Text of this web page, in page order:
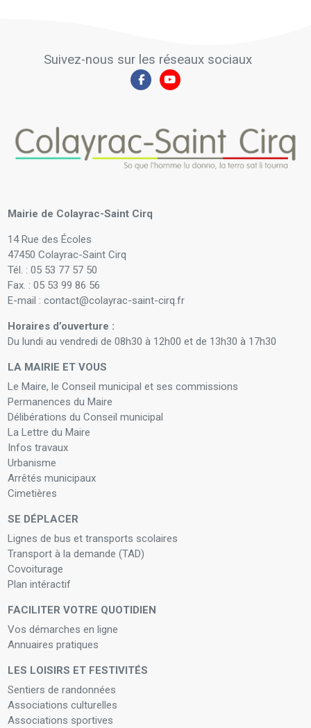
Suivez-nous sur les réseaux sociaux
Mairie de Colayrac-Saint Cirq
14 Rue des Écoles
47450 Colayrac-Saint Cirq
Tél. : 05 53 77 57 50
Fax. : 05 53 99 86 56
E-mail : contact@colayrac-saint-cirq.fr
Horaires d’ouverture :
Du lundi au vendredi de 08h30 à 12h00 et de 13h30 à 17h30
LA MAIRIE ET VOUS
Le Maire, le Conseil municipal et ses commissions
Permanences du Maire
Délibérations du Conseil municipal
La Lettre du Maire
Infos travaux
Urbanisme
Arrêtés municipaux
Cimetières
SE DÉPLACER
Lignes de bus et transports scolaires
Transport à la demande (TAD)
Covoiturage
Plan intéractif
FACILITER VOTRE QUOTIDIEN
Vos démarches en ligne
Annuaires pratiques
LES LOISIRS ET FESTIVITÉS
Sentiers de randonnées
Associations culturelles
Associations sportives